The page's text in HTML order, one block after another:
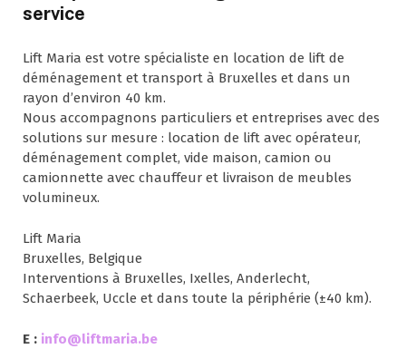
service
Lift Maria est votre spécialiste en location de lift de
déménagement et transport à Bruxelles et dans un
rayon d’environ 40 km.
Nous accompagnons particuliers et entreprises avec des
solutions sur mesure : location de lift avec opérateur,
déménagement complet, vide maison, camion ou
camionnette avec chauffeur et livraison de meubles
volumineux.
Lift Maria
Bruxelles, Belgique
Interventions à Bruxelles, Ixelles, Anderlecht,
Schaerbeek, Uccle et dans toute la périphérie (±40 km).
E : info@liftmaria.be